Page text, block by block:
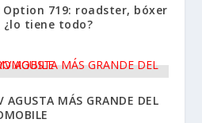
Option 719: roadster, bóxer
tiene todo?
AGUSTA MÁS GRANDE DEL